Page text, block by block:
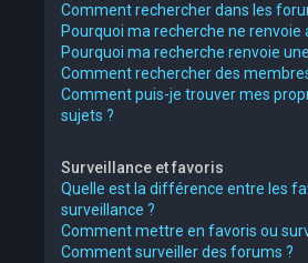
Comment rechercher dans les
Pourquoi ma recherche ne renvoie
Pourquoi ma recherche renvoie
Comment rechercher des
Comment puis-je trouver mes
sujets ?
Surveillance et favoris
Quelle est la différence entre les
surveillance ?
Comment mettre en favoris ou
Comment surveiller des forums ?